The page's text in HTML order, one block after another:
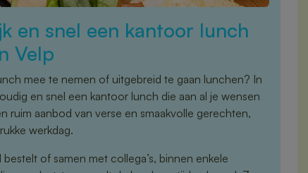
en snel een kantoor lunch
Velp
mee te nemen of uitgebreid te gaan lunchen? In
en snel een kantoor lunch die aan al je wensen
ruim aanbod van verse en smaakvolle gerechten,
werkdag.
of samen met collega’s, binnen enkele